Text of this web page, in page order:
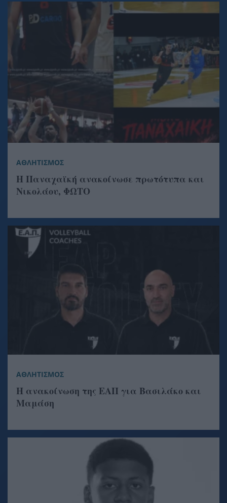
ΑΘΛΗΤΙΣΜΟΣ
Η Παναχαϊκή ανακοίνωσε πρωτότυπα και
Νικολάου, ΦΩΤΟ
ΑΘΛΗΤΙΣΜΟΣ
Η ανακοίνωση της ΕΑΠ για Βασιλάκο και
Μαμάση